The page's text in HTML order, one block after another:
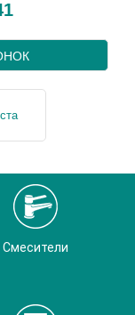
Смесители